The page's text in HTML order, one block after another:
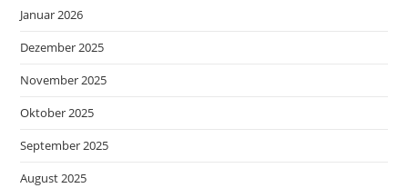
Januar 2026
Dezember 2025
November 2025
Oktober 2025
September 2025
August 2025